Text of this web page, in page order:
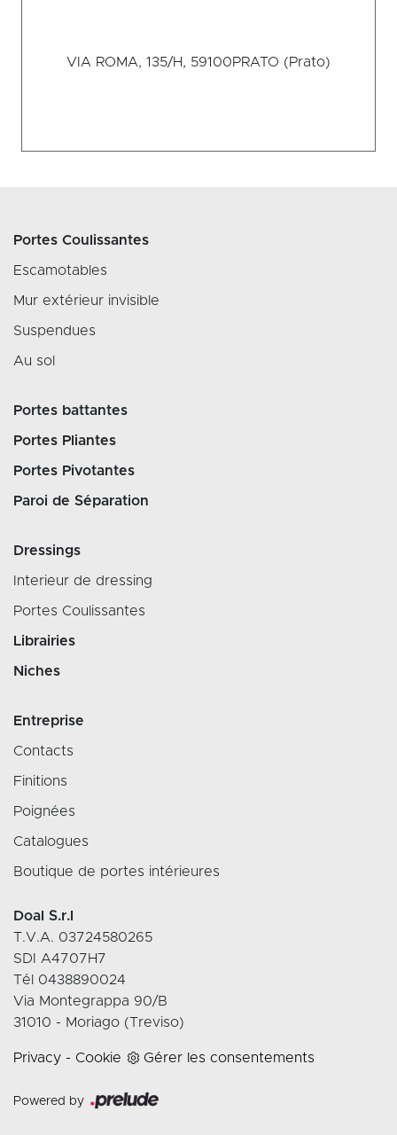
VIA ROMA, 135/H, 59100PRATO (Prato)
Portes Coulissantes
Escamotables
Mur extérieur invisible
Suspendues
Au sol
Portes battantes
Portes Pliantes
Portes Pivotantes
Paroi de Séparation
Dressings
Interieur de dressing
Portes Coulissantes
Librairies
Niches
Entreprise
Contacts
Finitions
Poignées
Catalogues
Boutique de portes intérieures
Doal S.r.l
T.V.A. 03724580265
SDI A4707H7
Tél 0438890024
Via Montegrappa 90/B
31010 - Moriago (Treviso)
Privacy - Cookie Gérer les consentements
Powered by